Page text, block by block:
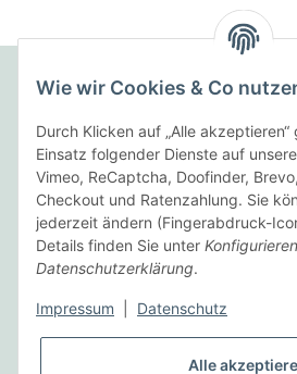
Folgende Zahlungsarten
Wir versenden
Gesetzliche Informationen
Wie wir Cookies & Co
Durch Klicken auf „Alle
Einsatz folgender Dienste auf
Vimeo, ReCaptcha, Doofinder,
Checkout und Ratenzahlung. Sie
jederzeit ändern (Fingerabdruck-
Details finden Sie unter Konfigurieren
Datenschutzerklärung.
Impressum Datenschutz
Alle